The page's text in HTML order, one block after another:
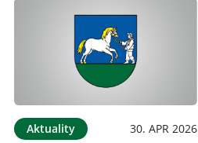
Aktuality 30. APR 2026